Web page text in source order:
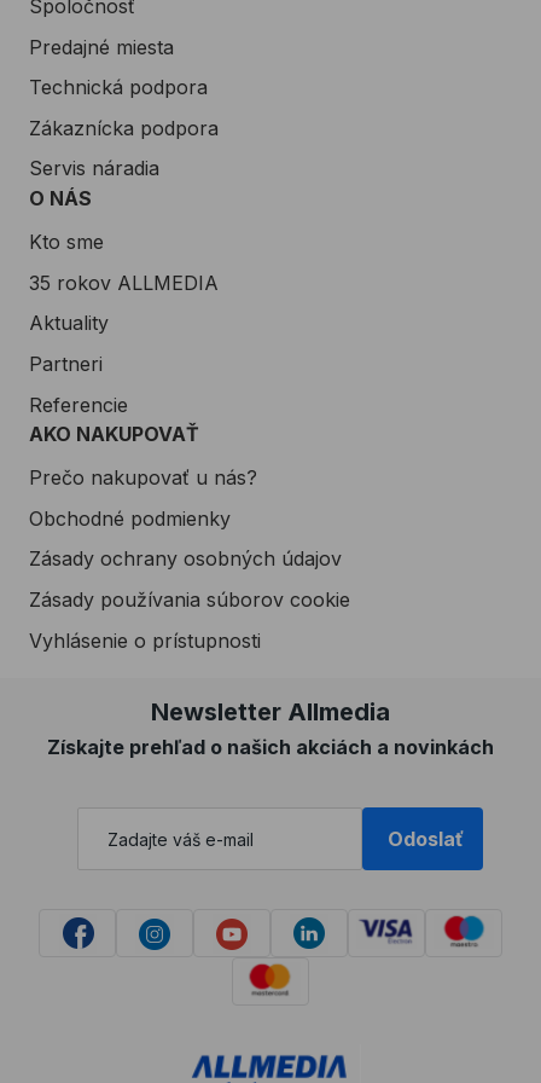
Spoločnosť
Predajné miesta
Technická podpora
Zákaznícka podpora
Servis náradia
O NÁS
Kto sme
35 rokov ALLMEDIA
Aktuality
Partneri
Referencie
AKO NAKUPOVAŤ
Prečo nakupovať u nás?
Obchodné podmienky
Zásady ochrany osobných údajov
Zásady používania súborov cookie
Vyhlásenie o prístupnosti
Newsletter Allmedia
Získajte prehľad o našich akciách a novinkách
Odoslať